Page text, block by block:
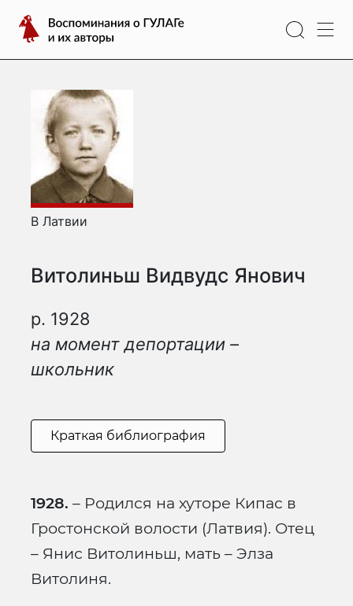
содержимому
Воспоминания
о
ГУЛАГе
авторы
Витолиньш Видвудс Янович
р. 1928
на момент депортации –
школьник
В Латвии
Краткая библиография
1928. – Родился на хуторе Кипас в
Гростонской волости (Латвия). Отец
– Янис Витолиньш, мать – Элза
Витолиня.